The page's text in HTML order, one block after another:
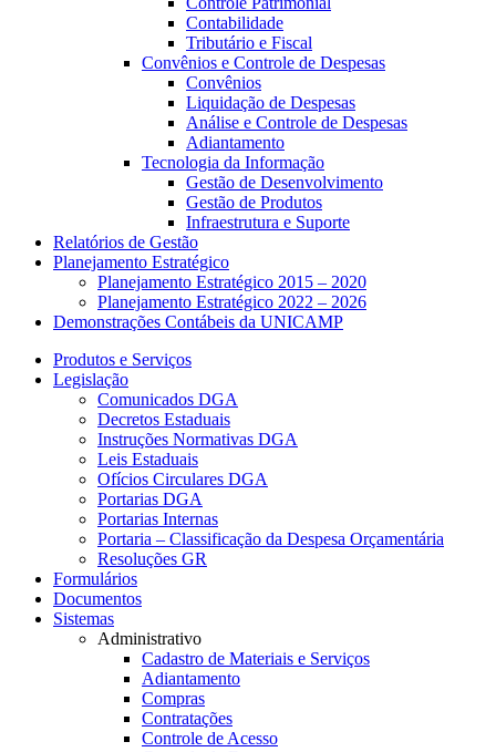
Contabilidade
Tributário e Fiscal
Convênios e Controle de Despesas
Convênios
Liquidação de Despesas
Análise e Controle de Despesas
Adiantamento
Tecnologia da Informação
Gestão de Desenvolvimento
Gestão de Produtos
Infraestrutura e Suporte
Relatórios de Gestão
Planejamento Estratégico
Planejamento Estratégico 2015 – 2020
Planejamento Estratégico 2022 – 2026
Demonstrações Contábeis da UNICAMP
Produtos e Serviços
Legislação
Comunicados DGA
Decretos Estaduais
Instruções Normativas DGA
Leis Estaduais
Ofícios Circulares DGA
Portarias DGA
Portarias Internas
Portaria – Classificação da Despesa Orçamentária
Resoluções GR
Formulários
Documentos
Sistemas
Administrativo
Cadastro de Materiais e Serviços
Adiantamento
Compras
Contratações
Controle de Acesso